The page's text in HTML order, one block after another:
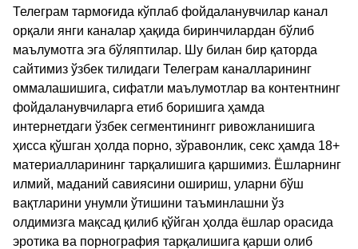
Телеграм тармоғида кўплаб фойдаланувчилар канал
орқали янги каналар ҳақида биринчилардан бўлиб
маълумотга эга бўляптилар. Шу билан бир қаторда
сайтимиз ўзбек тилидаги Телеграм каналларининг
оммалашишига, сифатли маълумотлар ва контентнинг
фойдаланувчиларга етиб боришига ҳамда
интернетдаги ўзбек сегментинингг ривожланишига
ҳисса қўшган ҳолда порно, зўравонлик, секс ҳамда 18+
материалларининг тарқалишига қаршимиз. Ёшларнинг
илмий, маданий савиясини ошириш, уларни бўш
вақтларини унумли ўтишини таъминлашни ўз
олдимизга мақсад қилиб қўйган ҳолда ёшлар орасида
эротика ва порнография тарқалишига қарши олиб